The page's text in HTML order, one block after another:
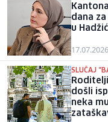
dana
u
SLUČAJ
došli
neka